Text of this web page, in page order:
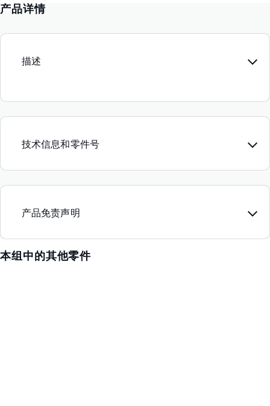
产品详情
描述
技术信息和零件号
产品免责声明
本组中的其他零件